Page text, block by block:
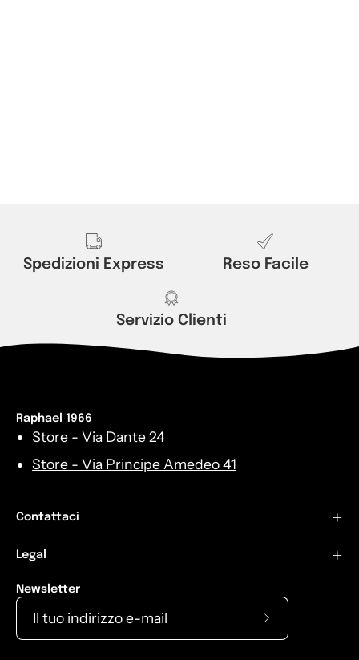
Spedizioni Express Reso Facile
Servizio Clienti
Raphael 1966
Store - Via Dante 24
Store - Via Principe Amedeo 41
Contattaci
Legal
Newsletter
Iscriviti